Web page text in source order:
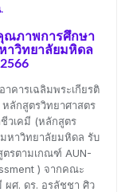
ณภาพการศึกษา
าวิทยาลัยมหิดล
คารเฉลิมพระเกียรติ
ลักสูตรวิทยาศาสตร
เคมี (หลักสูตร
หาวิทยาลัยมหิดล รับ
ตรตามเกณฑ์ AUN-
) จากคณะ
ผศ. ดร. อรลัชชา ศิว